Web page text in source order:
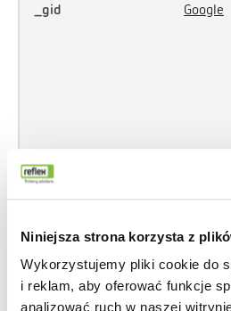
Niniejsza strona korzysta z
Wykorzystujemy pliki cookie do
i reklam, aby oferować funkcje
analizować ruch w naszej
_gid Google